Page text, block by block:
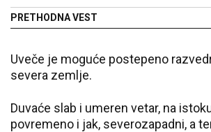
PRETHODNA VEST
Uveče je moguće postepeno
severa zemlje.
Duvaće slab i umeren vetar, na
povremeno i jak, severozapadni, a